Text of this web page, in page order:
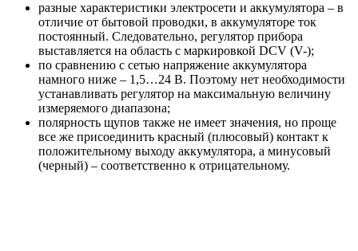
разные характеристики электросети и аккумулятора – в
отличие от бытовой проводки, в аккумуляторе ток
постоянный. Следовательно, регулятор прибора
выставляется на область с маркировкой DCV (V-);
по сравнению с сетью напряжение аккумулятора
намного ниже – 1,5…24 В. Поэтому нет необходимости
устанавливать регулятор на максимальную величину
измеряемого диапазона;
полярность щупов также не имеет значения, но проще
все же присоединить красный (плюсовый) контакт к
положительному выходу аккумулятора, а минусовый
(черный) – соответственно к отрицательному.